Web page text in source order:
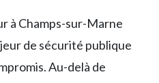
à Champs-sur-Marne
de sécurité publique
Au-delà de